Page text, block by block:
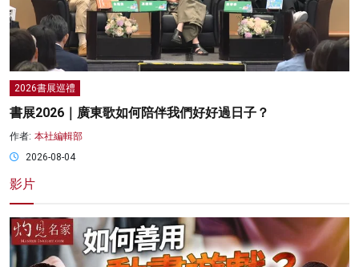
2026書展巡禮
書展2026｜廣東歌如何陪伴我們好好過日子？
作者: 本社編輯部
2026-08-04
影片